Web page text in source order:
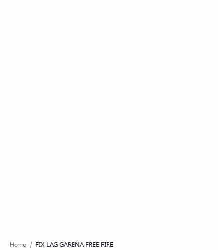
Home FIX LAG GARENA FREE FIRE